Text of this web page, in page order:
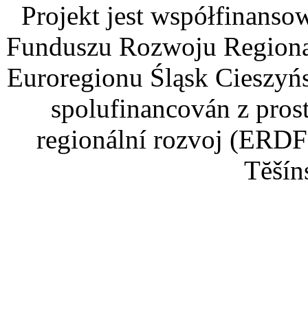
Projekt jest
Funduszu Rozwoju
Euroregionu Śląsk
spolufinancován z
regionální rozvoj